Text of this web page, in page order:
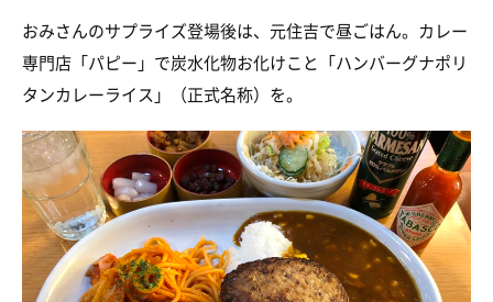
おみさんのサプライズ登場後は、元住吉で昼ごはん。カレー
専門店「パピー」で炭水化物お化けこと「ハンバーグナポリ
タンカレーライス」（正式名称）を。